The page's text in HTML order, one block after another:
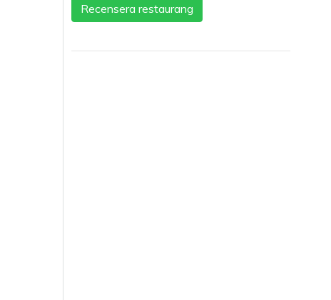
Recensera restaurang